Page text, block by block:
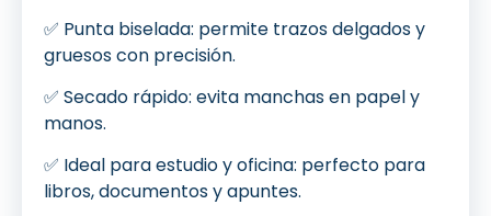
✅ Punta biselada: permite trazos delgados y
gruesos con precisión.
✅ Secado rápido: evita manchas en papel y
manos.
✅ Ideal para estudio y oficina: perfecto para
libros, documentos y apuntes.